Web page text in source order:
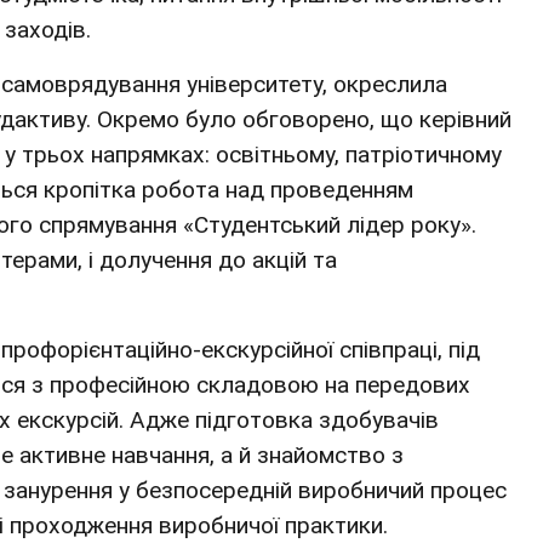
університету, окреслила
Окремо було обговорено, що керівний
трьох напрямках: освітньому, патріотичному
кропітка робота над проведенням
спрямування «Студентський лідер року».
і долучення до акцій та
екскурсійної співпраці, під
з професійною складовою на передових
екскурсій. Адже підготовка здобувачів
навчання, а й знайомство з
у безпосередній виробничий процес
проходження виробничої практики.